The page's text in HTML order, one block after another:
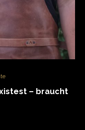
– braucht